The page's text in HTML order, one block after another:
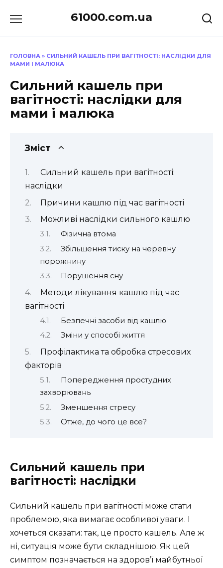
до
61000.com.ua
ГОЛОВНА » СИЛЬНИЙ КАШЕЛЬ ПРИ ВАГІТНОСТІ: НАСЛІДКИ ДЛЯ
МАМИ І МАЛЮКА
Сильний кашель при
вагітності: наслідки для
мами і малюка
Зміст
Сильний кашель при вагітності:
наслідки
Причини кашлю під час вагітності
Можливі наслідки сильного кашлю
Фізична втома
Збільшення тиску на черевну
порожнину
Порушення сну
Методи лікування кашлю під час
вагітності
Безпечні засоби від кашлю
Зміни у способі життя
Профілактика та обробка стресових
факторів
Попередження простудних
захворювань
Зменшення стресу
Отже, до чого це все?
Сильний кашель при
вагітності: наслідки
Сильний кашель при вагітності може стати
проблемою, яка вимагає особливої уваги. І
хочеться сказати: так, це просто кашель. Але ж
ні, ситуація може бути складнішою. Як цей
симптом позначається на здоров’ї майбутньої